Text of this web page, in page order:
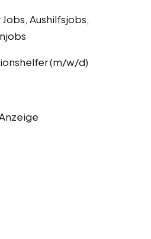
Aushilfsjobs,
(m/w/d)